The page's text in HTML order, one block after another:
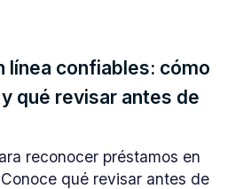
línea confiables: cómo
qué revisar antes de
reconocer préstamos en
qué revisar antes de